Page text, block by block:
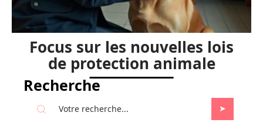
Focus sur les nouvelles lois
de protection animale
Recherche